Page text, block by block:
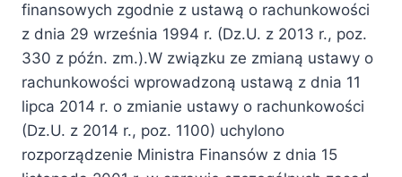
finansowych zgodnie z ustawą o rachunkowości
z dnia 29 września 1994 r. (Dz.U. z 2013 r., poz.
330 z późn. zm.).W związku ze zmianą ustawy o
rachunkowości wprowadzoną ustawą z dnia 11
lipca 2014 r. o zmianie ustawy o rachunkowości
(Dz.U. z 2014 r., poz. 1100) uchylono
rozporządzenie Ministra Finansów z dnia 15